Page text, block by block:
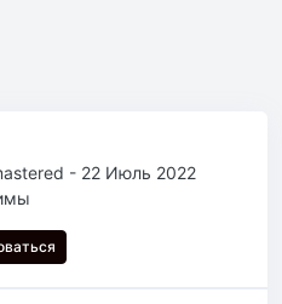
- 22 Июль 2022